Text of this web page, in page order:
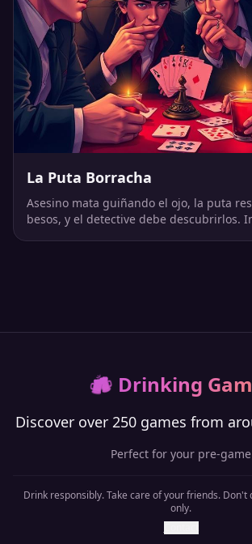
La Puta Borracha
Asesino mata guiñando el ojo, la puta
besos, y el detective debe descubrirlos.
🍻 Drinking
Discover over 250 games from
Perfect for your pre-game
Drink responsibly. Take care of your friends. Don't
only.